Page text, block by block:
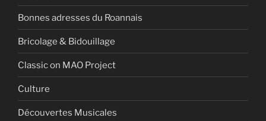
Bonnes adresses du Roannais
Bricolage & Bidouillage
Classic on MAO Project
Culture
Découvertes Musicales